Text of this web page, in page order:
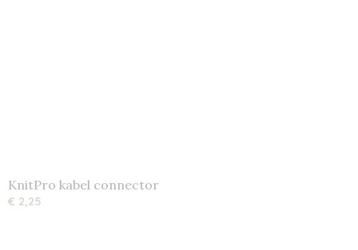
KnitPro kabel connector
€ 2,25